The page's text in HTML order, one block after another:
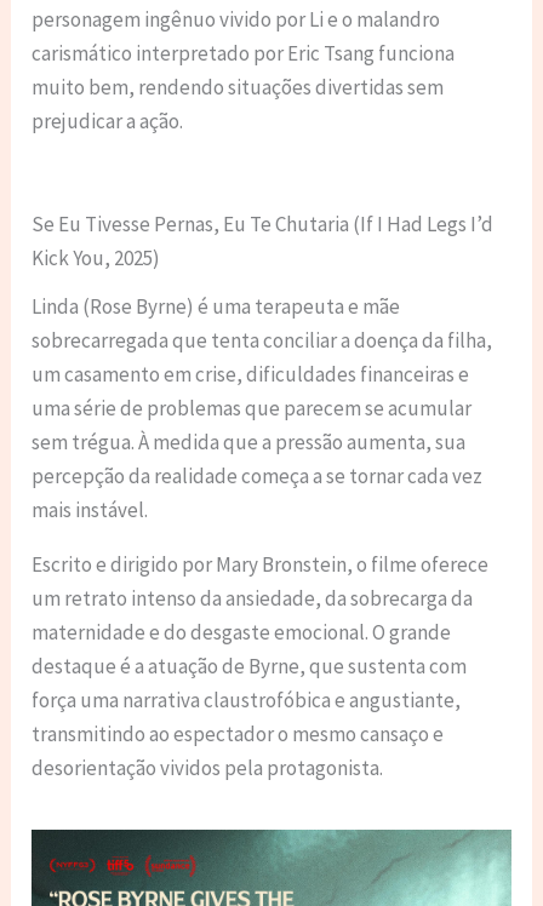
personagem ingênuo vivido por Li e o malandro
carismático interpretado por Eric Tsang funciona
muito bem, rendendo situações divertidas sem
prejudicar a ação.
Se Eu Tivesse Pernas, Eu Te Chutaria (If I Had Legs I’d
Kick You, 2025)
Linda (Rose Byrne) é uma terapeuta e mãe
sobrecarregada que tenta conciliar a doença da filha,
um casamento em crise, dificuldades financeiras e
uma série de problemas que parecem se acumular
sem trégua. À medida que a pressão aumenta, sua
percepção da realidade começa a se tornar cada vez
mais instável.
Escrito e dirigido por Mary Bronstein, o filme oferece
um retrato intenso da ansiedade, da sobrecarga da
maternidade e do desgaste emocional. O grande
destaque é a atuação de Byrne, que sustenta com
força uma narrativa claustrofóbica e angustiante,
transmitindo ao espectador o mesmo cansaço e
desorientação vividos pela protagonista.